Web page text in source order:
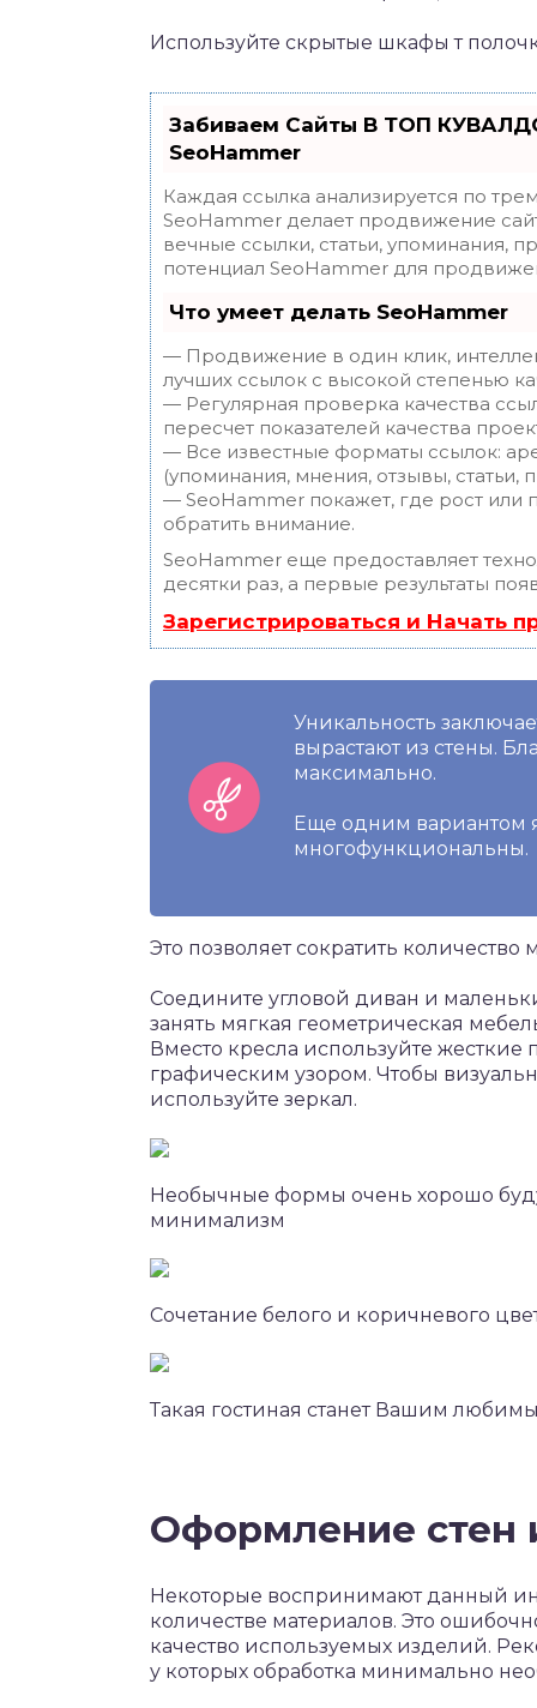
Используйте скрытые шкафы т
Забиваем Сайты В ТОП
SeoHammer
Каждая ссылка анализируется по
SeoHammer делает продвижение
вечные ссылки, статьи, упоминания,
потенциал SeoHammer для
Что умеет делать SeoHammer
— Продвижение в один клик,
лучших ссылок с высокой степенью
— Регулярная проверка качества
пересчет показателей качества
— Все известные форматы ссылок:
(упоминания, мнения, отзывы, статьи,
— SeoHammer покажет, где рост или
обратить внимание.
SeoHammer еще предоставляет
десятки раз, а первые результаты
Зарегистрироваться и Начать
Уникальность
вырастают из стены.
максимально.
Еще одним вариантом
многофункциональны.
Это позволяет сократить
Соедините угловой диван и
занять мягкая геометрическая
Вместо кресла используйте
графическим узором. Чтобы
используйте зеркал.
Необычные формы очень хорошо
минимализм
Сочетание белого и коричневого
Такая гостиная станет Вашим
Оформление стен
Некоторые воспринимают данный
количестве материалов. Это
качество используемых изделий.
у которых обработка минимально